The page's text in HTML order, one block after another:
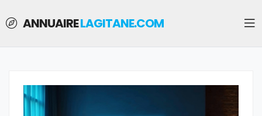
ANNUAIRELAGITANE.COM